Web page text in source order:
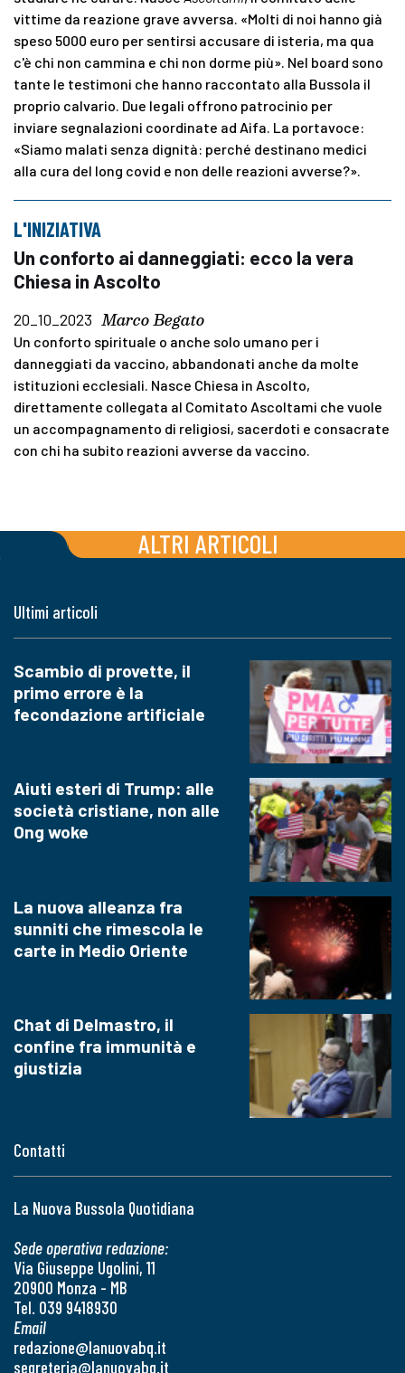
vittime da reazione grave avversa. «Molti di noi hanno già
speso 5000 euro per sentirsi accusare di isteria, ma qua
c'è chi non cammina e chi non dorme più». Nel board sono
tante le testimoni che hanno raccontato alla Bussola il
proprio calvario. Due legali offrono patrocinio per
inviare segnalazioni coordinate ad Aifa. La portavoce:
«Siamo malati senza dignità: perché destinano medici
alla cura del long covid e non delle reazioni avverse?».
L'INIZIATIVA
Un conforto ai danneggiati: ecco la vera
Chiesa in Ascolto
20_10_2023 Marco Begato
Un conforto spirituale o anche solo umano per i
danneggiati da vaccino, abbandonati anche da molte
istituzioni ecclesiali. Nasce Chiesa in Ascolto,
direttamente collegata al Comitato Ascoltami che vuole
un accompagnamento di religiosi, sacerdoti e consacrate
con chi ha subito reazioni avverse da vaccino.
ALTRI ARTICOLI
Contatti
La Nuova Bussola Quotidiana
Sede operativa redazione:
Via Giuseppe Ugolini, 11
20900 Monza - MB
Tel. 039 9418930
Email
redazione@lanuovabq.it
segreteria@lanuovabq.it
Ultimi articoli
Scambio di provette, il
primo errore è la
fecondazione artificiale
Aiuti esteri di Trump: alle
società cristiane, non alle
Ong woke
La nuova alleanza fra
sunniti che rimescola le
carte in Medio Oriente
Chat di Delmastro, il
confine fra immunità e
giustizia